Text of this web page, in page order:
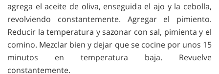
agrega el aceite de oliva, enseguida el ajo y la cebolla,
revolviendo constantemente. Agregar el pimiento.
Reducir la temperatura y sazonar con sal, pimienta y el
comino. Mezclar bien y dejar que se cocine por unos 15
minutos en temperatura baja. Revuelve
constantemente.